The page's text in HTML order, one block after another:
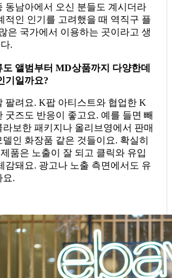
동남아에서 오신 분들도 계시더라
적인 인기를 고려했을 때 역직구 플
은 국가에서 이용하는 곳이라고 생
.
앨범부터 MD상품까지 다양한데
기일까요?
팔려요. K팝 아티스트와 협업한 K
굿즈도 반응이 좋고요. 예를 들면 빼
보한 패키지나 올리브영에서 판매
인 화장품 같은 것들이요. 확실히
품은 노출이 잘 되고 클릭와 유입
감돼요. 광고나 노출 측면에서도 유
요.